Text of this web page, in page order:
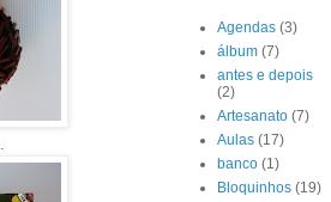
Agendas (3)
álbum (7)
antes e depois
(2)
Artesanato (7)
Aulas (17)
banco (1)
Bloquinhos (19)